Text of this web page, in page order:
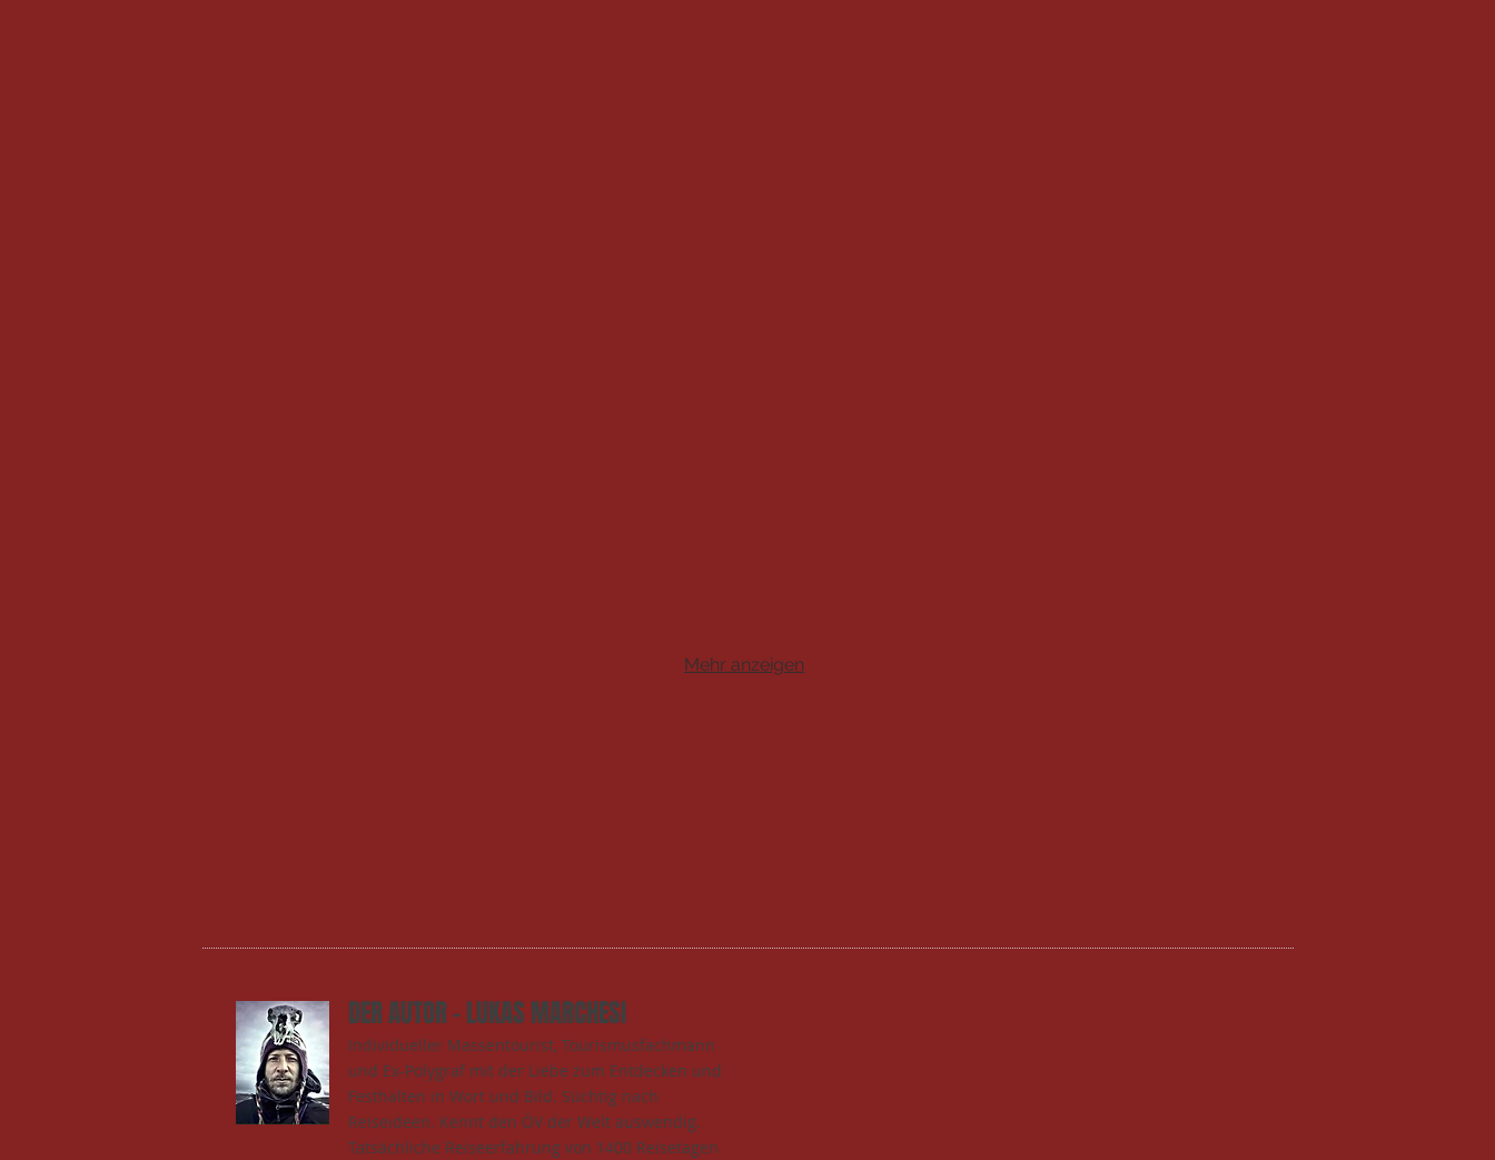
Mehr anzeigen
DER AUTOR - LUKAS MARCHESI
Individueller Massentourist, Tourismusfachmann
und Ex-Polygraf mit der Liebe zum Entdecken und
Festhalten in Wort und Bild. Süchtig nach
Reiseideen. Kennt den ÖV der Welt auswendig.
Tatsächliche Reiseerfahrung von 1400 Reisetagen